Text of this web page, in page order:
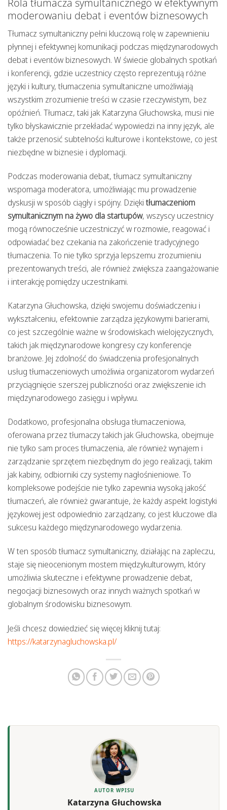
moderowaniu debat i eventów biznesowych
Tłumacz symultaniczny pełni kluczową rolę w zapewnieniu
płynnej i efektywnej komunikacji podczas międzynarodowych
debat i eventów biznesowych. W świecie globalnych spotkań
i konferencji, gdzie uczestnicy często reprezentują różne
języki i kultury, tłumaczenia symultaniczne umożliwiają
wszystkim zrozumienie treści w czasie rzeczywistym, bez
opóźnień. Tłumacz, taki jak Katarzyna Głuchowska, musi nie
tylko błyskawicznie przekładać wypowiedzi na inny język, ale
także przenosić subtelności kulturowe i kontekstowe, co jest
niezbędne w biznesie i dyplomacji.
Podczas moderowania debat, tłumacz symultaniczny
wspomaga moderatora, umożliwiając mu prowadzenie
dyskusji w sposób ciągły i spójny. Dziękitłumaczeniom
symultanicznym na żywo dla startupów, wszyscy uczestnicy
mogą równocześnie uczestniczyć w rozmowie, reagować i
odpowiadać bez czekania na zakończenie tradycyjnego
tłumaczenia. To nie tylko sprzyja lepszemu zrozumieniu
prezentowanych treści, ale również zwiększa zaangażowanie
i interakcję pomiędzy uczestnikami.
Katarzyna Głuchowska, dzięki swojemu doświadczeniu i
wykształceniu, efektownie zarządza językowymi barierami,
co jest szczególnie ważne w środowiskach wielojęzycznych,
takich jak międzynarodowe kongresy czy konferencje
branżowe. Jej zdolność do świadczenia profesjonalnych
usług tłumaczeniowych umożliwia organizatorom wydarzeń
przyciągnięcie szerszej publiczności oraz zwiększenie ich
międzynarodowego zasięgu i wpływu.
Dodatkowo, profesjonalna obsługa tłumaczeniowa,
oferowana przez tłumaczy takich jak Głuchowska, obejmuje
nie tylko sam proces tłumaczenia, ale również wynajem i
zarządzanie sprzętem niezbędnym do jego realizacji, takim
jak kabiny, odbiorniki czy systemy nagłośnieniowe. To
kompleksowe podejście nie tylko zapewnia wysoką jakość
tłumaczeń, ale również gwarantuje, że każdy aspekt logistyki
językowej jest odpowiednio zarządzany, co jest kluczowe dla
sukcesu każdego międzynarodowego wydarzenia.
W ten sposób tłumacz symultaniczny, działając na zapleczu,
staje się nieocenionym mostem międzykulturowym, który
umożliwia skuteczne i efektywne prowadzenie debat,
negocjacji biznesowych oraz innych ważnych spotkań w
globalnym środowisku biznesowym.
Jeśli chcesz dowiedzieć się więcej kliknij tutaj:
https://katarzynagluchowska.pl/
AUTOR WPISU
Katarzyna Głuchowska